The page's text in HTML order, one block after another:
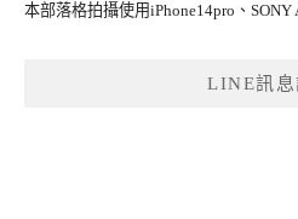
本部落格拍攝使用iPhone14pro、SONY
LINE訊息